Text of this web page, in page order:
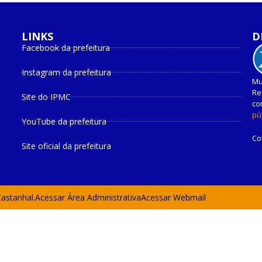
LINKS
Facebook da prefeitura
Instagram da prefeitura
Site do IPMC
YouTube da prefeitura
Site oficial da prefeitura
Acessar Área AdministrativaAcessar Webmail